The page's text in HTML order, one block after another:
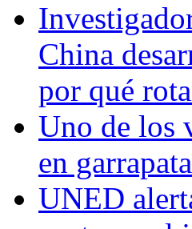
China
por qué
Uno de los
en
UNED